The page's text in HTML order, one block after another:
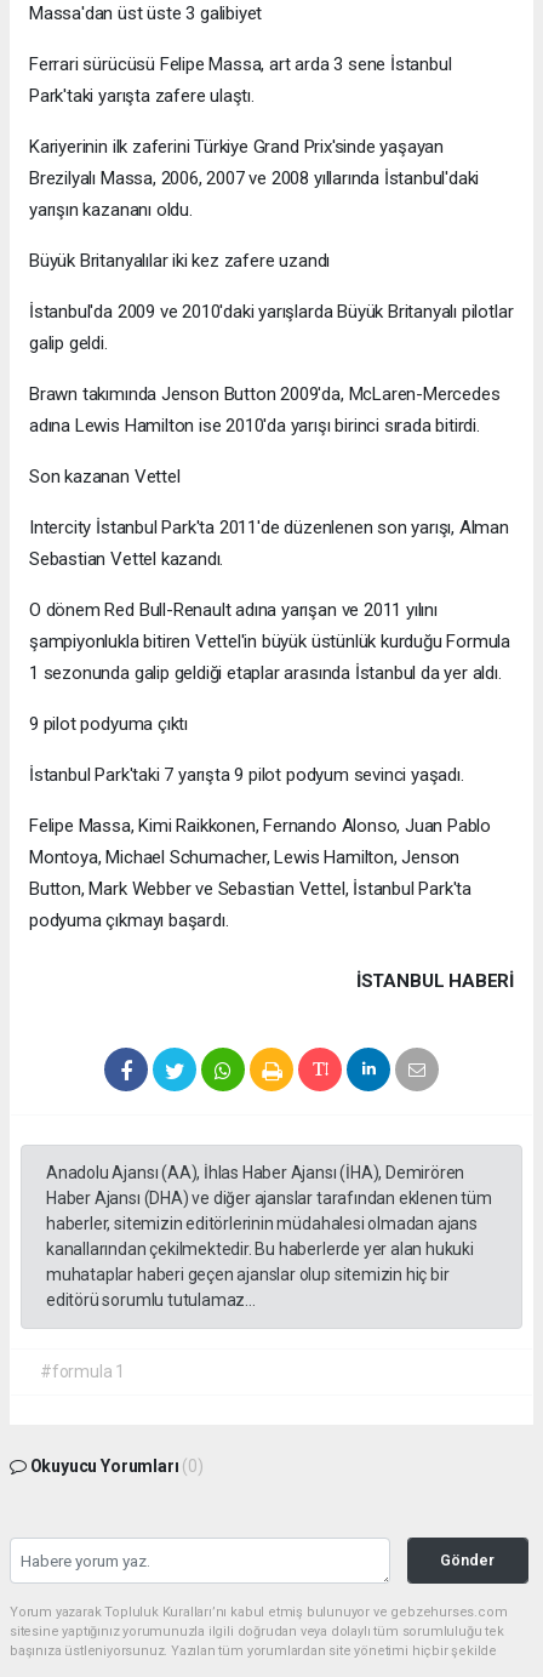
Massa'dan üst üste 3 galibiyet
Ferrari sürücüsü Felipe Massa, art arda 3 sene İstanbul
Park'taki yarışta zafere ulaştı.
Kariyerinin ilk zaferini Türkiye Grand Prix'sinde yaşayan
Brezilyalı Massa, 2006, 2007 ve 2008 yıllarında İstanbul'daki
yarışın kazananı oldu.
Büyük Britanyalılar iki kez zafere uzandı
İstanbul'da 2009 ve 2010'daki yarışlarda Büyük Britanyalı pilotlar
galip geldi.
Brawn takımında Jenson Button 2009'da, McLaren-Mercedes
adına Lewis Hamilton ise 2010'da yarışı birinci sırada bitirdi.
Son kazanan Vettel
Intercity İstanbul Park'ta 2011'de düzenlenen son yarışı, Alman
Sebastian Vettel kazandı.
O dönem Red Bull-Renault adına yarışan ve 2011 yılını
şampiyonlukla bitiren Vettel'in büyük üstünlük kurduğu Formula
1 sezonunda galip geldiği etaplar arasında İstanbul da yer aldı.
9 pilot podyuma çıktı
İstanbul Park'taki 7 yarışta 9 pilot podyum sevinci yaşadı.
Felipe Massa, Kimi Raikkonen, Fernando Alonso, Juan Pablo
Montoya, Michael Schumacher, Lewis Hamilton, Jenson
Button, Mark Webber ve Sebastian Vettel, İstanbul Park'ta
podyuma çıkmayı başardı.
İSTANBUL HABERİ
Anadolu Ajansı (AA), İhlas Haber Ajansı (İHA), Demirören
Haber Ajansı (DHA) ve diğer ajanslar tarafından eklenen tüm
haberler, sitemizin editörlerinin müdahalesi olmadan ajans
kanallarından çekilmektedir. Bu haberlerde yer alan hukuki
muhataplar haberi geçen ajanslar olup sitemizin hiç bir
editörü sorumlu tutulamaz...
#formula 1
Okuyucu Yorumları (0)
Gönder
Yorum yazarak Topluluk Kuralları’nı kabul etmiş bulunuyor ve gebzehurses.com
sitesine yaptığınız yorumunuzla ilgili doğrudan veya dolaylı tüm sorumluluğu tek
başınıza üstleniyorsunuz. Yazılan tüm yorumlardan site yönetimi hiçbir şekilde